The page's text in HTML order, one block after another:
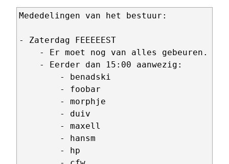
Mededelingen van het bestuur:
- Zaterdag FEEEEEST
    - Er moet nog van alles gebeuren.
    - Eerder dan 15:00 aanwezig:
        - benadski
        - foobar
        - morphje
        - duiv
        - maxell
        - hansm
        - hp